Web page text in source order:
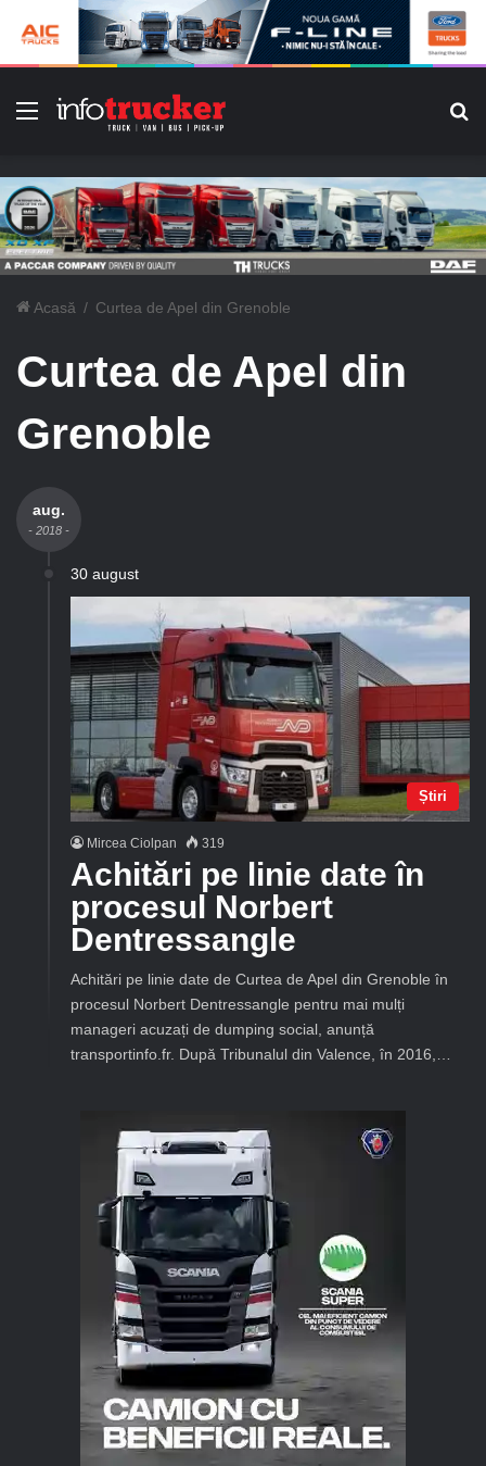
Meniu
Acasă / Curtea de Apel din Grenoble
Curtea de Apel din
Grenoble
aug.
- 2018 -
30 august
Știri
Mircea Ciolpan 319
Achitări pe linie date în
procesul Norbert
Dentressangle
Achitări pe linie date de Curtea de Apel din Grenoble în
procesul Norbert Dentressangle pentru mai mulți
manageri acuzați de dumping social, anunță
transportinfo.fr. După Tribunalul din Valence, în 2016,…